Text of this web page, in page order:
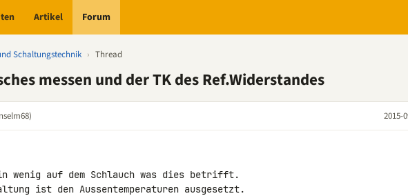
Artikel Forum
Schaltungstechnik › Thread
messen und der TK des Ref.Widerstandes
2015-
wenig auf dem Schlauch was dies betrifft.
ist den Aussentemperaturen ausgesetzt.